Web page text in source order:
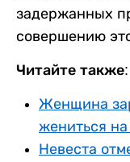
задержанных
совершению
Читайте также:
Женщина
жениться
Невеста